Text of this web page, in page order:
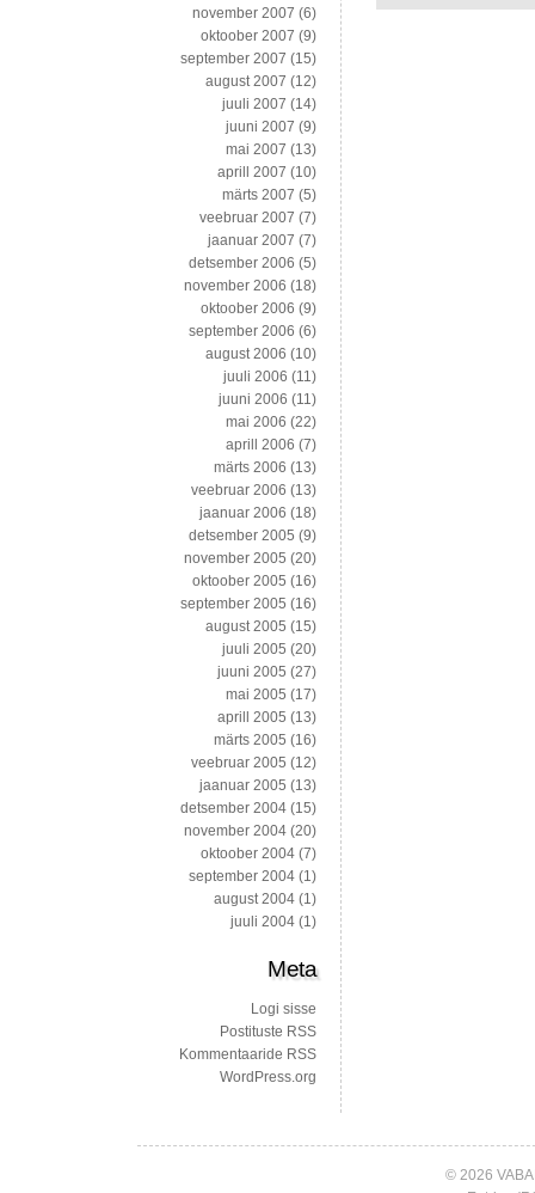
november 2007 (6)
oktoober 2007 (9)
september 2007 (15)
august 2007 (12)
juuli 2007 (14)
juuni 2007 (9)
mai 2007 (13)
aprill 2007 (10)
märts 2007 (5)
veebruar 2007 (7)
jaanuar 2007 (7)
detsember 2006 (5)
november 2006 (18)
oktoober 2006 (9)
september 2006 (6)
august 2006 (10)
juuli 2006 (11)
juuni 2006 (11)
mai 2006 (22)
aprill 2006 (7)
märts 2006 (13)
veebruar 2006 (13)
jaanuar 2006 (18)
detsember 2005 (9)
november 2005 (20)
oktoober 2005 (16)
september 2005 (16)
august 2005 (15)
juuli 2005 (20)
juuni 2005 (27)
mai 2005 (17)
aprill 2005 (13)
märts 2005 (16)
veebruar 2005 (12)
jaanuar 2005 (13)
detsember 2004 (15)
november 2004 (20)
oktoober 2004 (7)
september 2004 (1)
august 2004 (1)
juuli 2004 (1)
Meta
Logi sisse
Postituste RSS
Kommentaaride RSS
WordPress.org
© 2026